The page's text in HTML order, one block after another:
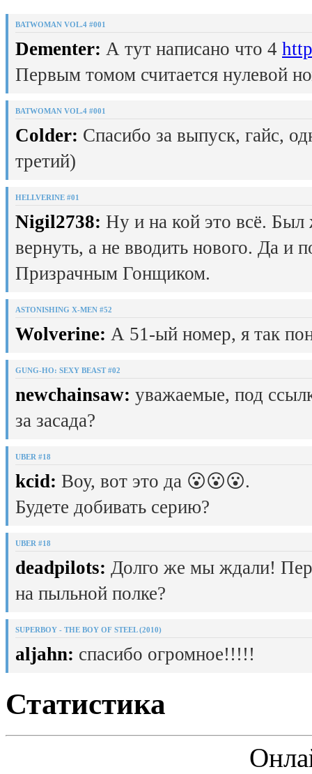
BATWOMAN VOL.4 #001
Dementer: А тут написано что 4
Первым томом считается нулевой
BATWOMAN VOL.4 #001
Colder: Спасибо за выпуск, гайс,
третий)
HELLVERINE #01
Nigil2738: Ну и на кой это всё.
вернуть, а не вводить нового. Да и
Призрачным Гонщиком.
ASTONISHING X-MEN #52
Wolverine: А 51-ый номер, я так
GUNG-HO: SEXY BEAST #02
newchainsaw: уважаемые, под
за засада?
UBER #18
kcid: Воу, вот это да 😮😮😮.
Будете добивать серию?
UBER #18
deadpilots: Долго же мы ждали!
на пыльной полке?
SUPERBOY - THE BOY OF STEEL (2010)
aljahn: спасибо огромное!!!!!
Статистика